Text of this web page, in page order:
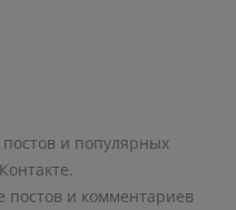
и популярных
постов и комментариев